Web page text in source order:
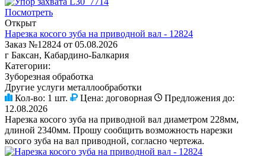
Посмотреть
Открыт
Нарезка косого зуба на приводной вал - 12824
Заказ №12824 от 05.08.2026
г Баксан, Кабардино-Балкария
Категории:
Зуборезная обработка
Другие услуги металлообработки
Кол-во: 1 шт. Цена: договорная
Предложения до:
12.08.2026
Нарезка косого зуба на приводной вал диаметром 228мм,
длиной 2340мм. Прошу сообщить возможность нарезки
косого зуба на вал приводной, согласно чертежа.